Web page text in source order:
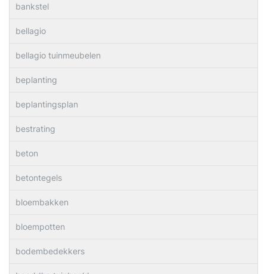
bankstel
bellagio
bellagio tuinmeubelen
beplanting
beplantingsplan
bestrating
beton
betontegels
bloembakken
bloempotten
bodembedekkers